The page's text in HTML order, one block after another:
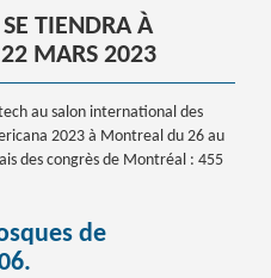
TIENDRA À
MARS 2023
au salon international des
2023 à Montreal du 26 au
des congrès de Montréal : 455
de